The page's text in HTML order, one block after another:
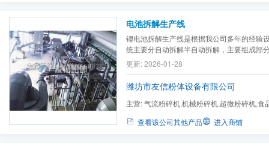
电池拆解生产线
锂电池拆解生产线是根据我公司多年的经验
统主要分自动拆解半自动拆解，主要组成部
统、 喂料系统、 拆解系统、放电系统 、分
分选系统、 脉冲式除尘器、集中收集系统
器）
更新: 2026-01-28
潍坊市友信粉体设备有限公司
主营:气流粉碎机,机械粉碎机,超微粉碎机,食
查看该公司其他产品 进入商铺